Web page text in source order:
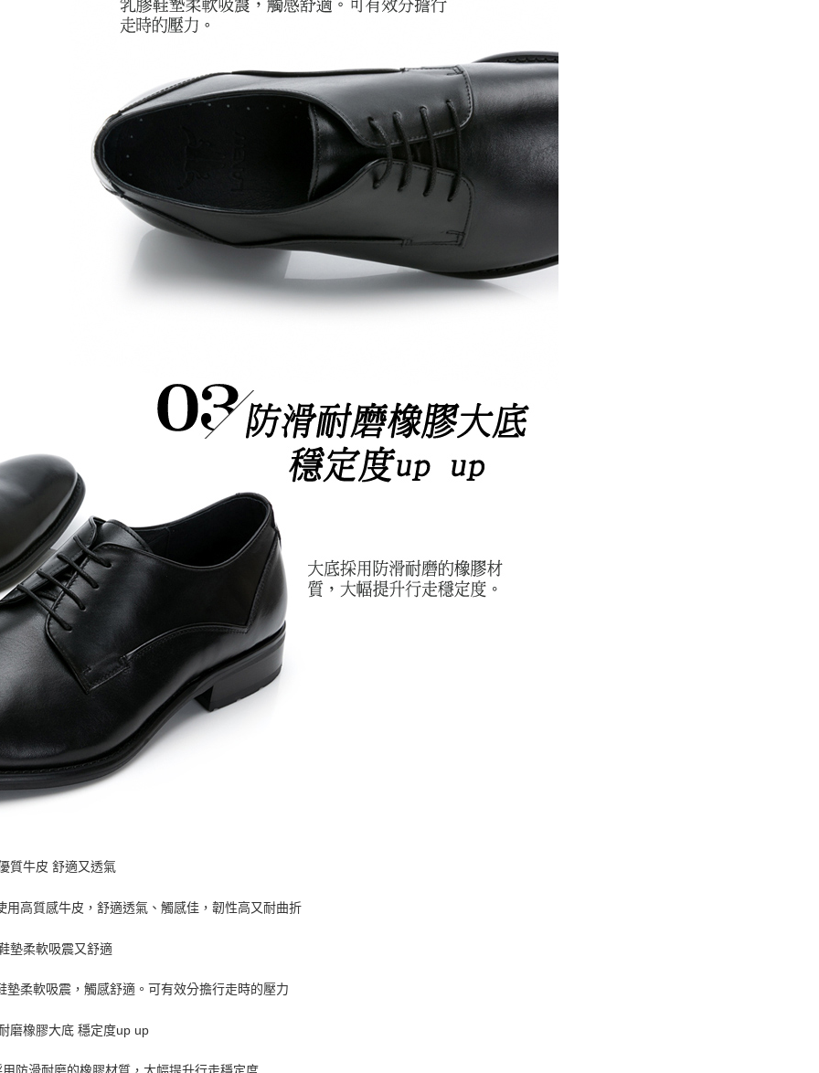
質牛皮 舒適又透氣
用高質感牛皮，舒適透氣、觸感佳，韌性高又耐曲折
墊柔軟吸震又舒適
墊柔軟吸震，觸感舒適。可有效分擔行走時的壓力
磨橡膠大底 穩定度up up